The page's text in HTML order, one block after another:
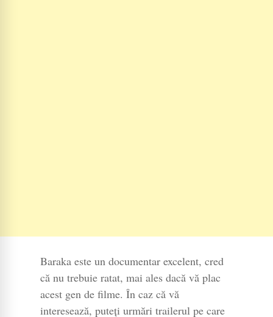
Baraka este un documentar excelent, cred
că nu trebuie ratat, mai ales dacă vă plac
acest gen de filme. În caz că vă
interesează, puteți urmări trailerul pe care